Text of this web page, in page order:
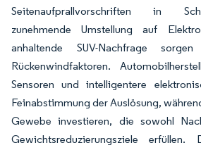
Seitenaufprallvorschriften in
zunehmende Umstellung auf
anhaltende SUV-Nachfrage
Rückenwindfaktoren.
Sensoren und intelligentere
Feinabstimmung der Auslösung,
Gewebe investieren, die sowohl
Gewichtsreduzierungsziele erfüllen.